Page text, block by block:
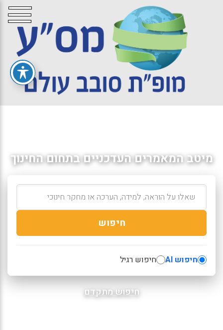
מיטב המאמרים העדכניים בתחום החינוך
חיפוש
חיפוש AI חיפוש רגיל
חיפוש מתקדם